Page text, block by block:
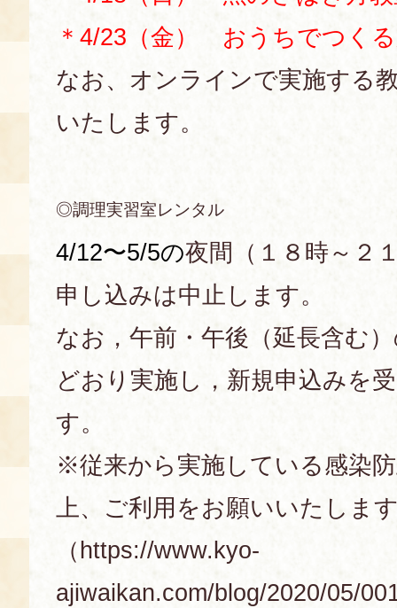
＊4/23（金） おうちでつく
なお、オンラインで実施する
いたします。
◎調理実習室レンタル
4/12〜5/5の夜間（１８時～２
申し込みは中止します。
なお，午前・午後（延長含む
どおり実施し，新規申込みを
す。
※従来から実施している感染
上、ご利用をお願いいたしま
（https://www.kyo-
ajiwaikan.com/blog/2020/05/